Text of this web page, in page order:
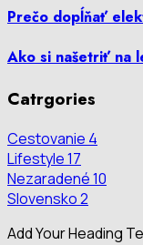
Prečo dopĺňať
Ako si našetriť na
Catrgories
Cestovanie 4
Lifestyle17
Nezaradené10
Slovensko2
Add Your Heading